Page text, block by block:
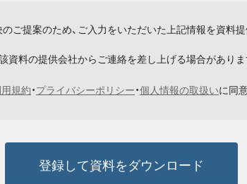
ご提案のため、ご入力をいただいた上記情報を資料
資料の提供会社からご連絡を差し上げる場合があり
規約・プライバシーポリシー・個人情報の取扱いに同
登録して資料をダウンロード